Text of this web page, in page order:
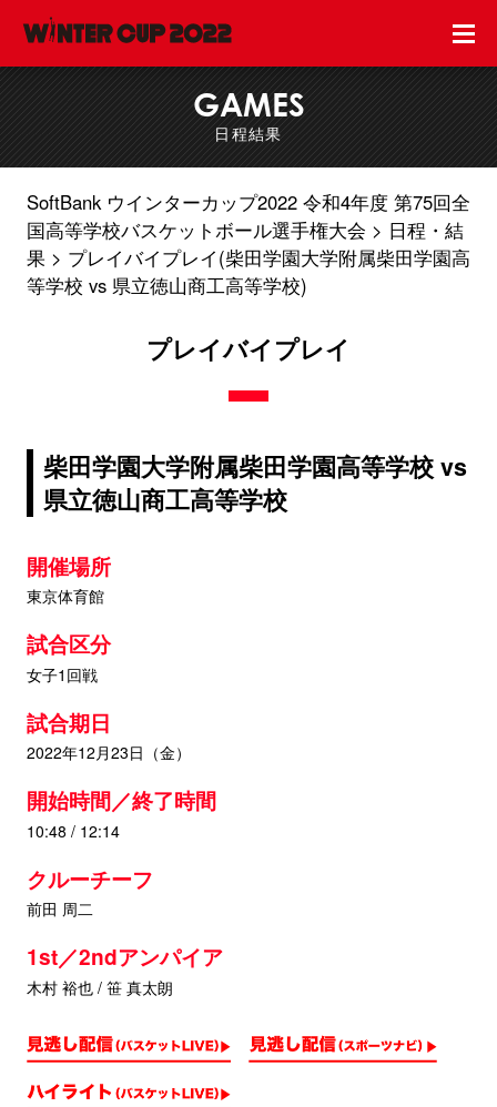
GAMES
日程結果
SoftBank ウインターカップ2022 令和4年度 第75回全
国高等学校バスケットボール選手権大会
日程・結
果
プレイバイプレイ(柴田学園大学附属柴田学園高
等学校 vs 県立徳山商工高等学校)
プレイバイプレイ
柴田学園大学附属柴田学園高等学校 vs
県立徳山商工高等学校
開催場所
東京体育館
試合区分
女子1回戦
試合期日
2022年12月23日（金）
開始時間／終了時間
10:48 / 12:14
クルーチーフ
前田 周二
1st／2ndアンパイア
木村 裕也 / 笹 真太朗